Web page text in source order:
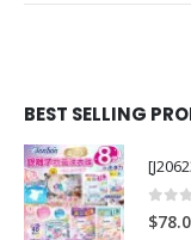
BEST SELLING
0
$